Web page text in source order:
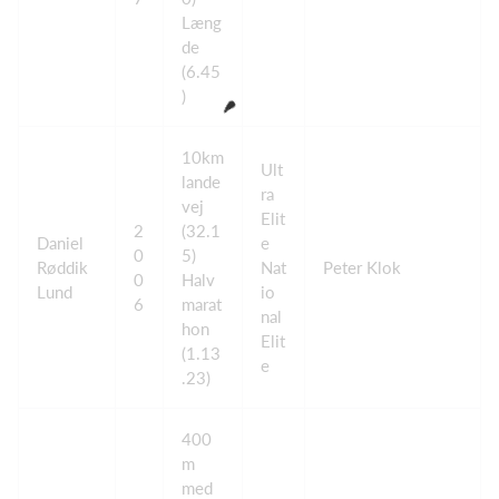
Læng
de
(6.45
)
Daniel
Røddik
Lund
2
0
0
6
10km
lande
vej
(32.1
5)
Halv
marat
hon
(1.13
.23)
Ult
ra
Elit
e
Nat
io
nal
Elit
e
Peter Klok
400
m
med